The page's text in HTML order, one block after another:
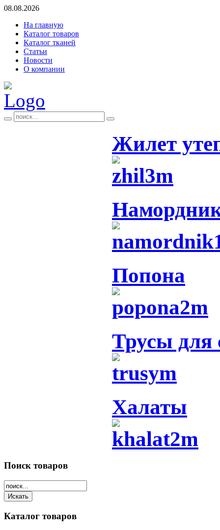
08.08.2026
На главную
Каталог товаров
Каталог тканей
Статьи
Новости
О компании
Жилет
Попона
Трусы для
Халаты
Поиск товаров
Каталог товаров